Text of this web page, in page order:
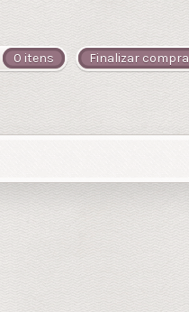
Finalizar compra
0 itens